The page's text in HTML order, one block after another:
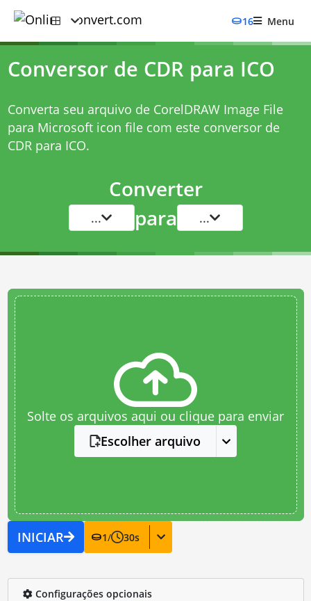
16 Menu
Conversor de CDR para ICO
Converta seu arquivo de CorelDRAW Image File
para Microsoft icon file com este conversor de
CDR para ICO.
Converter
... para ...
Solte os arquivos aqui ou clique para enviar
Escolher arquivo
INICIAR 1/ 30s
Configurações opcionais